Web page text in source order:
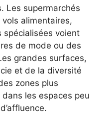
Les supermarchés
alimentaires,
spécialisées voient
de mode ou des
grandes surfaces,
et de la diversité
zones plus
les espaces peu